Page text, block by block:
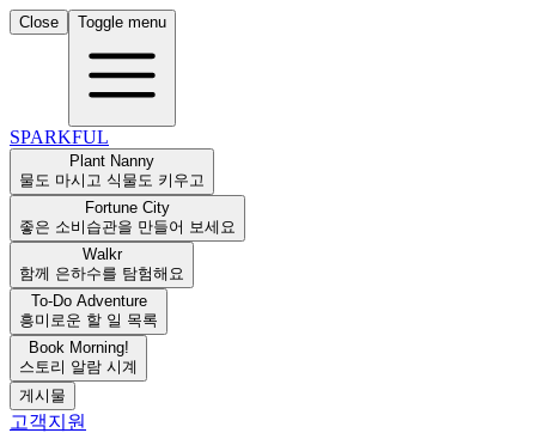
Close Toggle menu
SPARKFUL
Plant Nanny
물도 마시고 식물도 키우고
Fortune City
좋은 소비습관을 만들어 보세요
Walkr
함께 은하수를 탐험해요
To-Do Adventure
흥미로운 할 일 목록
Book Morning!
스토리 알람 시계
게시물
고객지원